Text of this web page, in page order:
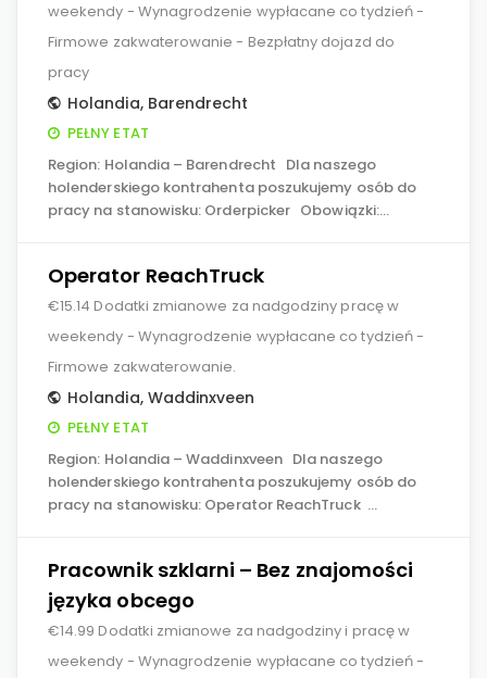
weekendy - Wynagrodzenie wypłacane co tydzień -
Firmowe zakwaterowanie - Bezpłatny dojazd do
pracy
Holandia, Barendrecht
PEŁNY ETAT
Region: Holandia – Barendrecht Dla naszego
holenderskiego kontrahenta poszukujemy osób do
pracy na stanowisku: Orderpicker Obowiązki:…
Operator ReachTruck
€15.14 Dodatki zmianowe za nadgodziny pracę w
weekendy - Wynagrodzenie wypłacane co tydzień -
Firmowe zakwaterowanie.
Holandia, Waddinxveen
PEŁNY ETAT
Region: Holandia – Waddinxveen Dla naszego
holenderskiego kontrahenta poszukujemy osób do
pracy na stanowisku: Operator ReachTruck …
Pracownik szklarni – Bez znajomości
języka obcego
€14.99 Dodatki zmianowe za nadgodziny i pracę w
weekendy - Wynagrodzenie wypłacane co tydzień -